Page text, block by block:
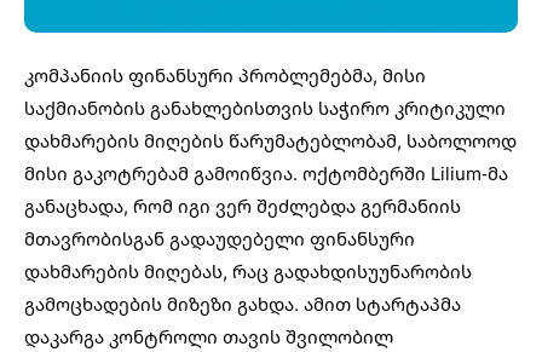
კომპანიის ფინანსური პრობლემებმა, მისი
საქმიანობის განახლებისთვის საჭირო კრიტიკული
დახმარების მიღების წარუმატებლობამ, საბოლოოდ
მისი გაკოტრებამ გამოიწვია. ოქტომბერში Lilium-მა
განაცხადა, რომ იგი ვერ შეძლებდა გერმანიის
მთავრობისგან გადაუდებელი ფინანსური
დახმარების მიღებას, რაც გადახდისუუნარობის
გამოცხადების მიზეზი გახდა. ამით სტარტაპმა
დაკარგა კონტროლი თავის შვილობილ